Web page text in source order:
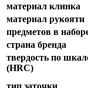
материал клинка
материал рукояти
предметов в
страна бренда
твердость по
(HRC)
тип заточки